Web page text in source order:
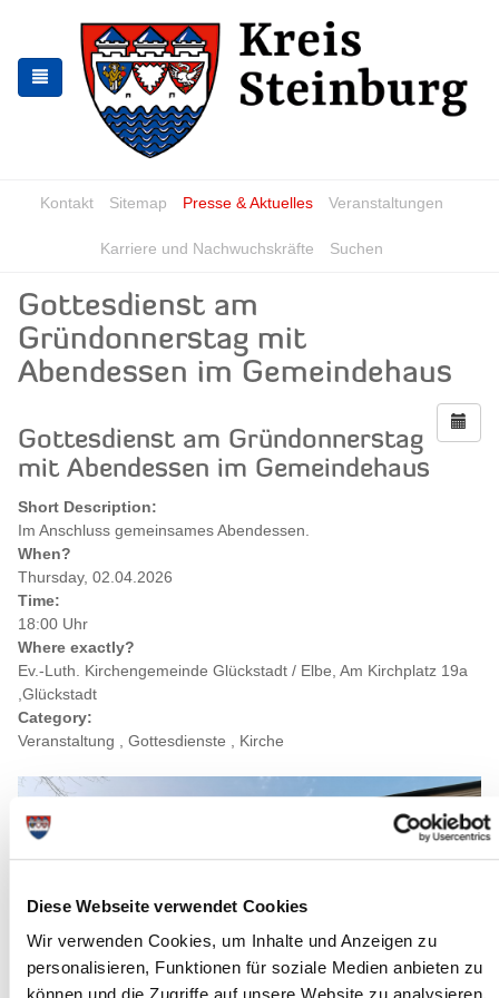
Diese Webseite verwendet Cookies
Wir verwenden Cookies, um Inhalte und Anzeigen zu
personalisieren, Funktionen für soziale Medien anbieten zu
springen
springen
Kontakt Sitemap Presse & Aktuelles Veranstaltungen
Karriere und Nachwuchskräfte Suchen
Gottesdienst am
Gründonnerstag mit
Abendessen im Gemeindehaus
Gottesdienst am Gründonnerstag
mit Abendessen im Gemeindehaus
Short Description:
Im Anschluss gemeinsames Abendessen.
When?
Thursday, 02.04.2026
Time:
18:00 Uhr
Where exactly?
Ev.-Luth. Kirchengemeinde Glückstadt / Elbe, Am Kirchplatz 19a
,Glückstadt
Category:
Veranstaltung , Gottesdienste , Kirche